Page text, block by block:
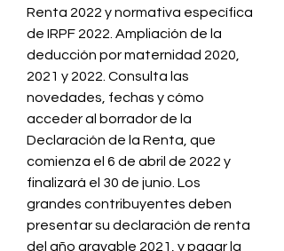
Renta 2022 y normativa específica
de IRPF 2022. Ampliación de la
deducción por maternidad 2020,
2021 y 2022. Consulta las
novedades, fechas y cómo
acceder al borrador de la
Declaración de la Renta, que
comienza el 6 de abril de 2022 y
finalizará el 30 de junio. Los
grandes contribuyentes deben
presentar su declaración de renta
del año gravable 2021, y pagar la